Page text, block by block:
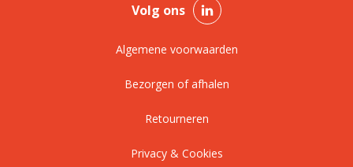
Volg ons
Algemene voorwaarden
Bezorgen of afhalen
Retourneren
Privacy & Cookies